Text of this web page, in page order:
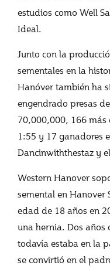
estudios como Well
Ideal.
Junto con la
sementales en la
Hanóver también ha
engendrado presas
70,000,000, 166 más
1:55 y 17 ganadores
Dancinwiththestaz y
Western Hanover
semental en Hanover
edad de 18 años en
una hernia. Dos años
todavía estaba en la
se convirtió en el